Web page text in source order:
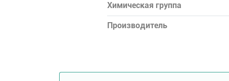
Химическая группа
Производитель